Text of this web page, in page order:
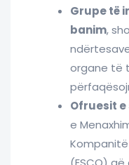
Grupe të
banim,
organe të
Ofruesit
e